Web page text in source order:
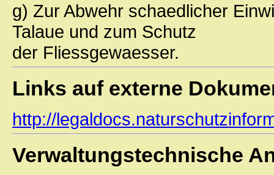
g) Zur Abwehr schaedlicher
Talaue und zum Schutz
der Fliessgewaesser.
Links auf externe
http://
Verwaltungstechnische